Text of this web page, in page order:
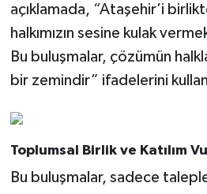
açıklamada, “Ataşehir’i
halkımızın sesine kulak
Bu buluşmalar, çözümün
bir zemindir” ifadelerini
Toplumsal Birlik ve Katılım
Bu buluşmalar, sadece